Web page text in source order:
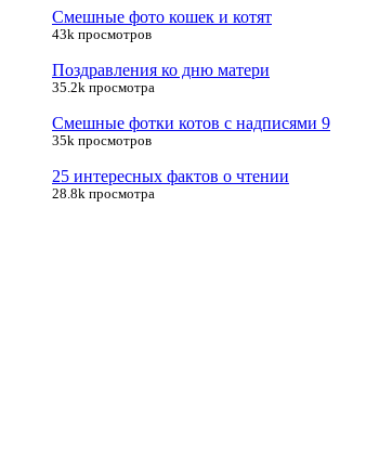
Смешные фото кошек и котят
43k просмотров
Поздравления ко дню матери
35.2k просмотра
Смешные фотки котов с надписями 9
35k просмотров
25 интересных фактов о чтении
28.8k просмотра